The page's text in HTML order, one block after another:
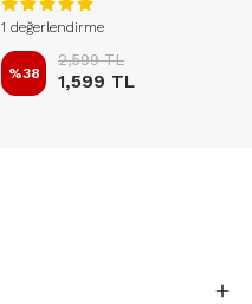
1 değerlendirme
%38
2,599 TL
1,599 TL